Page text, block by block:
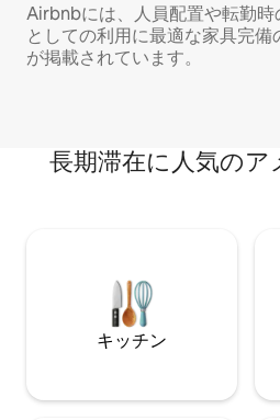
Airbnbには、人員配置や転勤
としての利用に最適な家具完備
が掲載されています。
長期滞在に人気の
キッチン